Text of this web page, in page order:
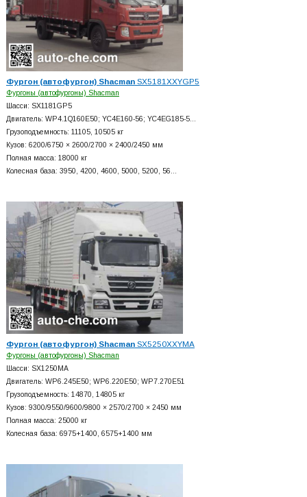
Фургон (автофургон) ShacmanSX5181XXYGP5
Фургоны (автофургоны) Shacman
Шасси: SX1181GP5
Двигатель: WP4.1Q160E50; YC4E160-56; YC4EG185-5…
Грузоподъемность: 11105, 10505 кг
Кузов: 6200/6750 × 2600/2700 × 2400/2450 мм
Полная масса: 18000 кг
Колесная база: 3950, 4200, 4600, 5000, 5200, 56…
Фургон (автофургон) ShacmanSX5250XXYMA
Фургоны (автофургоны) Shacman
Шасси: SX1250MA
Двигатель: WP6.245E50; WP6.220E50; WP7.270E51
Грузоподъемность: 14870, 14805 кг
Кузов: 9300/9550/9600/9800 × 2570/2700 × 2450 мм
Полная масса: 25000 кг
Колесная база: 6975+1400, 6575+1400 мм